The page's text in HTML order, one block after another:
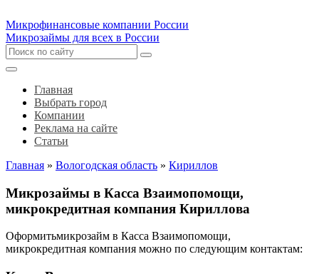
Микрофинансовые компании России
Микрозаймы для всех в России
Главная
Выбрать город
Компании
Реклама на сайте
Статьи
Главная » Вологодская область » Кириллов
Микрозаймы в Касса Взаимопомощи,
микрокредитная компания Кириллова
Оформитьмикрозайм в Касса Взаимопомощи,
микрокредитная компания можно по следующим контактам: